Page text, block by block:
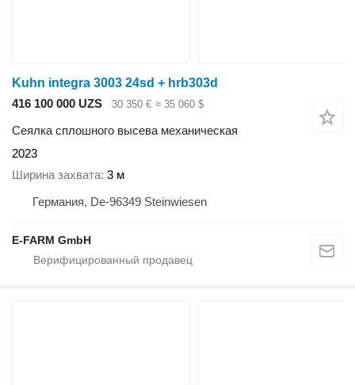
Kuhn integra 3003 24sd + hrb303d
416 100 000 UZS
30 350 € ≈ 35 060 $
Сеялка сплошного высева механическая
2023
Ширина захвата 3 м
Германия, De-96349 Steinwiesen
E-FARM GmbH